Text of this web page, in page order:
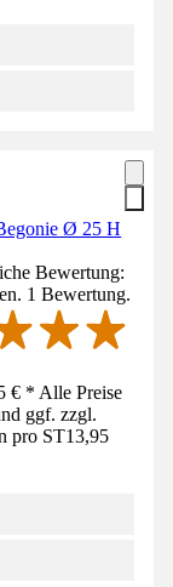
Ø 25 H
Bewertung:
1 Bewertung.
€ * Alle Preise
ggf. zzgl.
pro ST13,95